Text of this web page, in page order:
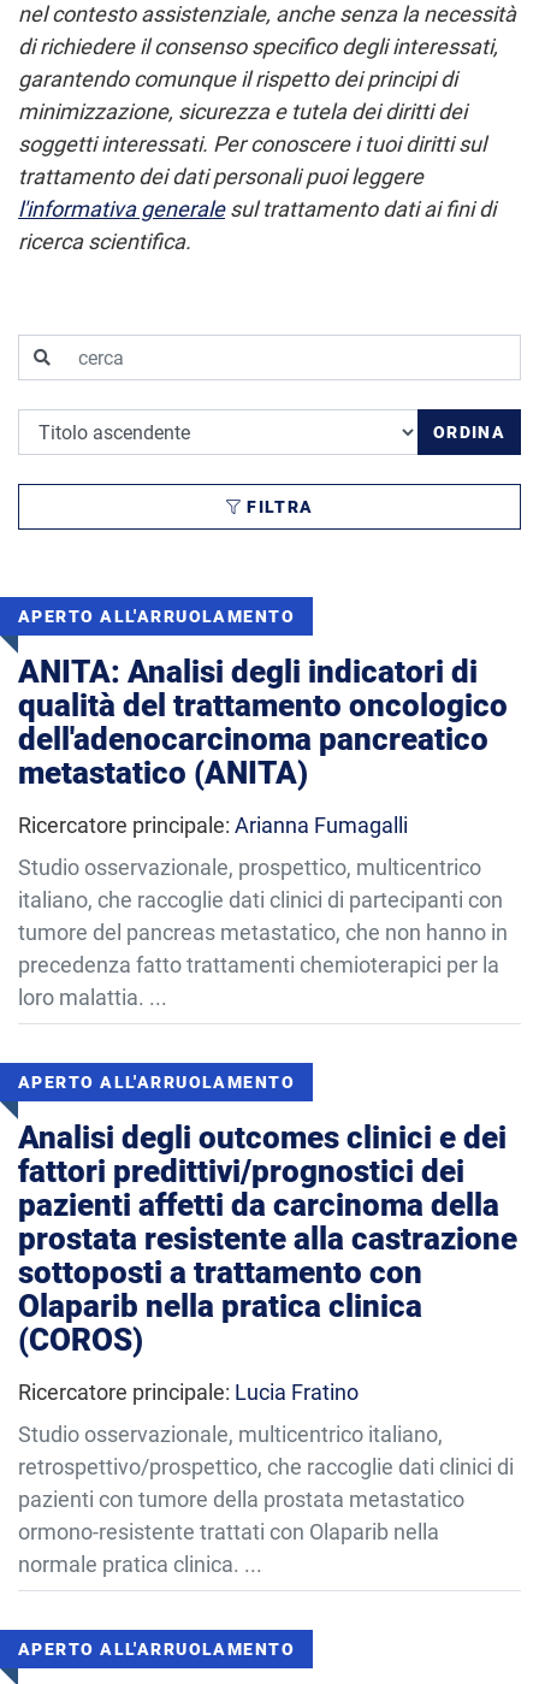
nel contesto assistenziale, anche senza la necessità
di richiedere il consenso specifico degli interessati,
garantendo comunque il rispetto dei principi di
minimizzazione, sicurezza e tutela dei diritti dei
soggetti interessati. Per conoscere i tuoi diritti sul
trattamento dei dati personali puoi leggere
l'informativa generalesul trattamento dati ai fini di
ricerca scientifica.
cerca
Ordina per ORDINA
FILTRA
APERTO ALL'ARRUOLAMENTO
ANITA: Analisi degli indicatori di
qualità del trattamento oncologico
dell'adenocarcinoma pancreatico
metastatico (ANITA)
Ricercatore principale: Arianna Fumagalli
Studio osservazionale, prospettico, multicentrico
italiano, che raccoglie dati clinici di partecipanti con
tumore del pancreas metastatico, che non hanno in
precedenza fatto trattamenti chemioterapici per la
loro malattia. ...
APERTO ALL'ARRUOLAMENTO
Analisi degli outcomes clinici e dei
fattori predittivi/prognostici dei
pazienti affetti da carcinoma della
prostata resistente alla castrazione
sottoposti a trattamento con
Olaparib nella pratica clinica
(COROS)
Ricercatore principale: Lucia Fratino
Studio osservazionale, multicentrico italiano,
retrospettivo/prospettico, che raccoglie dati clinici di
pazienti con tumore della prostata metastatico
ormono-resistente trattati con Olaparib nella
normale pratica clinica. ...
APERTO ALL'ARRUOLAMENTO